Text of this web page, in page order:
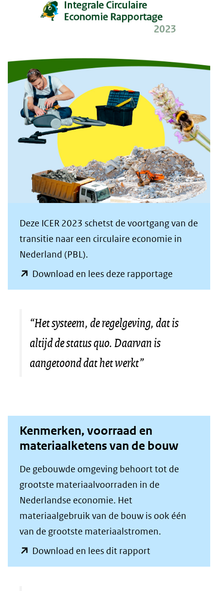
Deze ICER 2023 schetst de voortgang van de
transitie naar een circulaire economie in
Nederland (PBL).
Download en lees deze rapportage
in
venster)
“Het systeem, de regelgeving, dat is
altijd de status quo. Daarvan is
aangetoond dat het werkt”
Kenmerken, voorraad en
materiaalketens van de bouw
De gebouwde omgeving behoort tot de
grootste materiaalvoorraden in de
Nederlandse economie. Het
materiaalgebruik van de bouw is ook één
van de grootste materiaalstromen.
Download en lees dit rapport
in